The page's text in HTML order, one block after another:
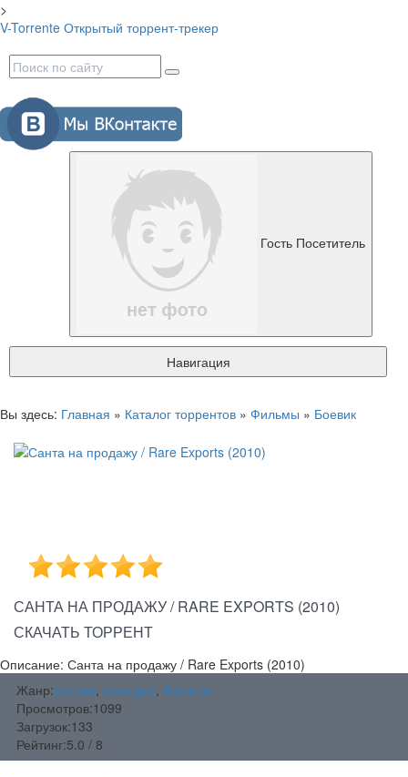
>
V-Torrente Открытый торрент-трекер
Гость Посетитель
Навигация
Вы здесь: Главная » Каталог торрентов » Фильмы » Боевик
САНТА НА ПРОДАЖУ / RARE EXPORTS (2010)
СКАЧАТЬ ТОРРЕНТ
Описание: Санта на продажу / Rare Exports (2010)
Жанр:Боевик, Комедия, Фэнтези
Просмотров:1099
Загрузок:133
Рейтинг:5.0 / 8